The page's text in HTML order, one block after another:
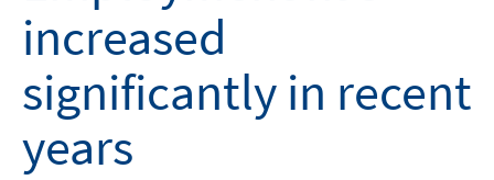
increased
significantly in recent
years